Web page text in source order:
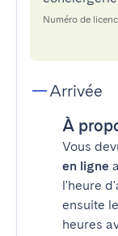
Numéro de
Arrivée
À
Vous
en ligne
l'heure
ensuite
heures